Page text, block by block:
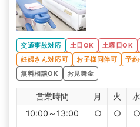
交通事故対応 土日OK 土曜日OK
妊婦さん対応可
お子様同伴可 予
無料相談OK
お見舞金
営業時間 月 火 水
10:00～13:00
○ ○ ○